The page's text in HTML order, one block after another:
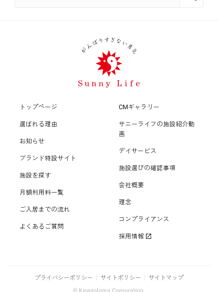
トップページ
選ばれる理由
お知らせ
ブランド特設サイト
施設を探す
月額利用料一覧
ご入居までの流れ
よくあるご質問
CMギャラリー
サニーライフの施設紹介動
画
デイサービス
施設選びの確認事項
会社概要
理念
コンプライアンス
採用情報
プライバシーポリシー サイトポリシー
サイトマップ
© Kawashima Corporation.